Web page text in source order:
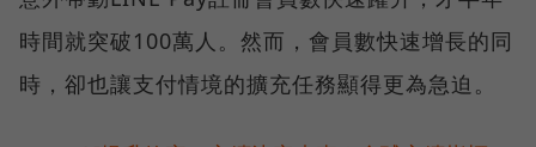
時間就突破100萬人。然而，會員數快速增長的同
時，卻也讓支付情境的擴充任務顯得更為急迫。